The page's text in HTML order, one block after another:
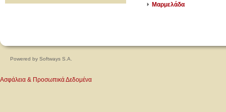
Μαρμελάδα
Powered by Softways S.A.
Ασφάλεια & Προσωπικά Δεδομένα